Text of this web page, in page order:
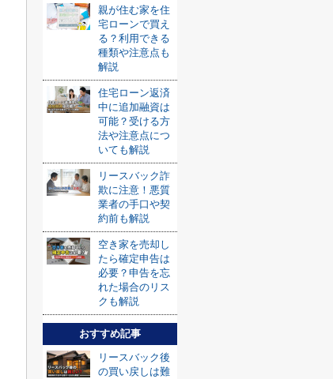
親が住む家を住
宅ローンで買え
る？利用できる
種類や注意点も
解説
住宅ローン返済
中に追加融資は
可能？受ける方
法や注意点につ
いても解説
リースバック詐
欺に注意！悪質
業者の手口や契
約前も解説
空き家を売却し
たら確定申告は
必要？申告を忘
れた場合のリス
クも解説
おすすめ記事
リースバック後
の買い戻しは難